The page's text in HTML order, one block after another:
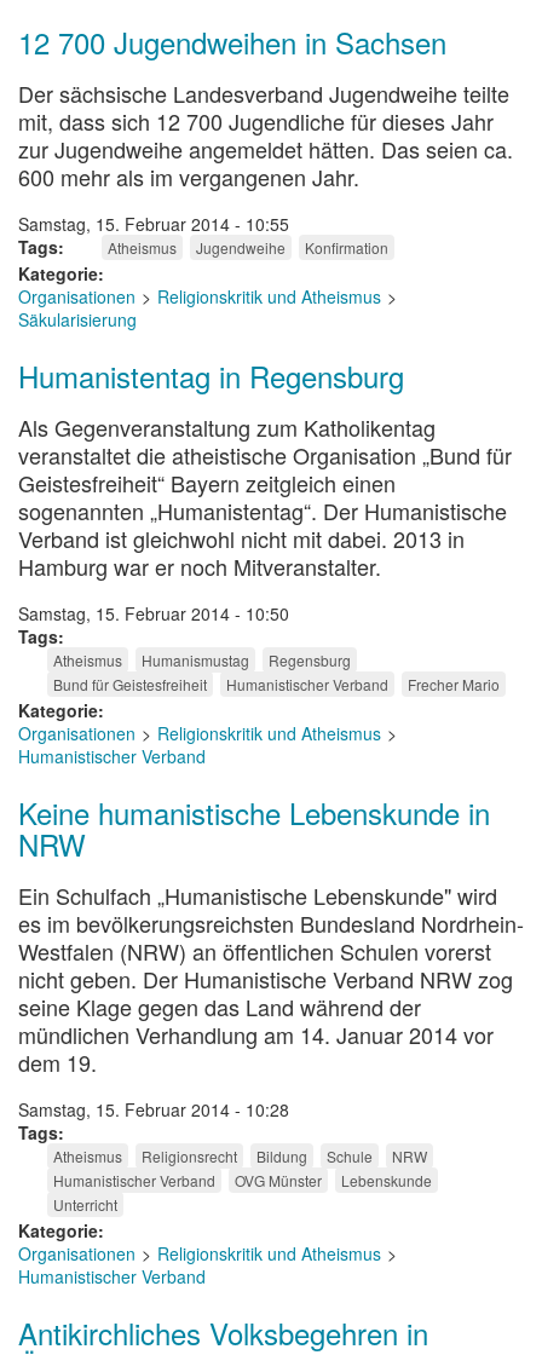
12 700 Jugendweihen in Sachsen
Der sächsische Landesverband Jugendweihe teilte
mit, dass sich 12 700 Jugendliche für dieses Jahr
zur Jugendweihe angemeldet hätten. Das seien ca.
600 mehr als im vergangenen Jahr.
Samstag, 15. Februar 2014 - 10:55
Tags
Atheismus Jugendweihe Konfirmation
Kategorie
Organisationen
Religionskritik und Atheismus
Säkularisierung
Humanistentag in Regensburg
Als Gegenveranstaltung zum Katholikentag
veranstaltet die atheistische Organisation „Bund für
Geistesfreiheit“ Bayern zeitgleich einen
sogenannten „Humanistentag“. Der Humanistische
Verband ist gleichwohl nicht mit dabei. 2013 in
Hamburg war er noch Mitveranstalter.
Samstag, 15. Februar 2014 - 10:50
Tags
Atheismus Humanismustag
Regensburg
Bund für Geistesfreiheit
Humanistischer Verband Frecher Mario
Kategorie
Organisationen
Religionskritik und Atheismus
Humanistischer Verband
Keine humanistische Lebenskunde in
NRW
Ein Schulfach „Humanistische Lebenskunde" wird
es im bevölkerungsreichsten Bundesland Nordrhein-
Westfalen (NRW) an öffentlichen Schulen vorerst
nicht geben. Der Humanistische Verband NRW zog
seine Klage gegen das Land während der
mündlichen Verhandlung am 14. Januar 2014 vor
dem 19.
Samstag, 15. Februar 2014 - 10:28
Tags
Atheismus Religionsrecht Bildung Schule
NRW
Humanistischer Verband
OVG Münster
Lebenskunde
Unterricht
Kategorie
Organisationen
Religionskritik und Atheismus
Humanistischer Verband
Antikirchliches Volksbegehren in